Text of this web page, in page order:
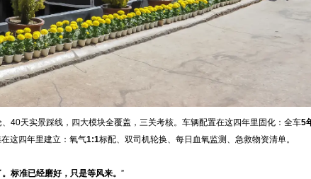
40天实景踩线，四大模块全覆盖，三关考核。车辆配置在这四年里固化：全车5
这四年里建立：氧气1:1标配、双司机轮换、每日血氧监测、急救物资清单。
标准已经磨好，只是等风来。 ”